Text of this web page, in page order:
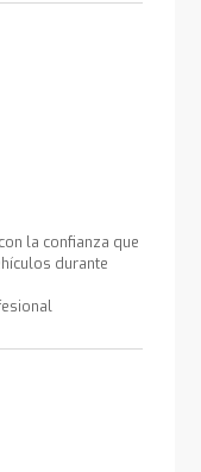
la confianza que
durante